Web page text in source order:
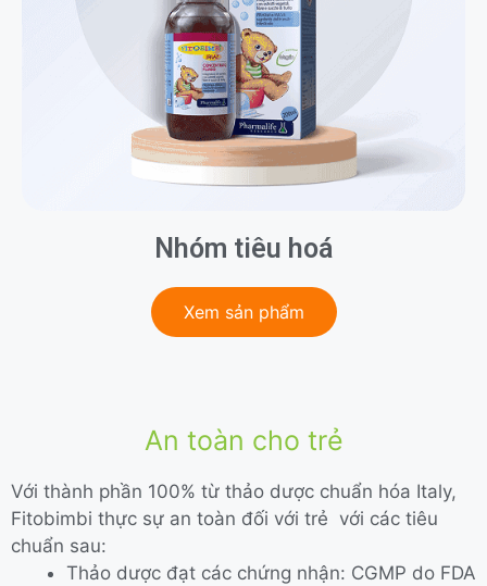
Nhóm tiêu hoá
Xem sản phẩm
An toàn cho trẻ
Với thành phần 100% từ thảo dược chuẩn hóa Italy,
Fitobimbi thực sự an toàn đối với trẻ với các tiêu
chuẩn sau:
Thảo dược đạt các chứng nhận: CGMP do FDA